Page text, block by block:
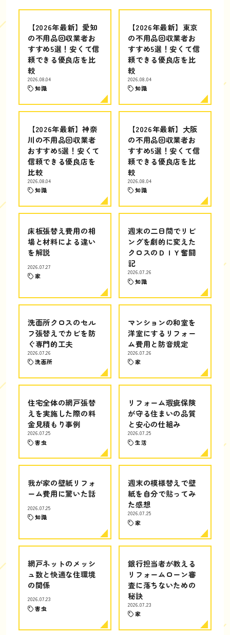
【2026年最新】愛知
の不用品回収業者お
すすめ5選！安くて信
頼できる優良店を比
較
2026.08.04
知識
【2026年最新】東京
の不用品回収業者お
すすめ5選！安くて信
頼できる優良店を比
較
2026.08.04
知識
【2026年最新】神奈
川の不用品回収業者
おすすめ5選！安くて
信頼できる優良店を
比較
2026.08.04
知識
【2026年最新】大阪
の不用品回収業者お
すすめ5選！安くて信
頼できる優良店を比
較
2026.08.04
知識
床板張替え費用の相
場と材料による違い
を解説
2026.07.27
家
週末の二日間でリビ
ングを劇的に変えた
クロスのＤＩＹ奮闘
記
2026.07.26
知識
洗面所クロスのセル
フ張替えでカビを防
ぐ専門的工夫
2026.07.26
洗面所
マンションの和室を
洋室にするリフォー
ム費用と防音規定
2026.07.26
家
住宅全体の網戸張替
えを実施した際の料
金見積もり事例
2026.07.25
害虫
リフォーム瑕疵保険
が守る住まいの品質
と安心の仕組み
2026.07.25
生活
我が家の壁紙リフォ
ーム費用に驚いた話
2026.07.25
知識
週末の模様替えで壁
紙を自分で貼ってみ
た感想
2026.07.25
家
網戸ネットのメッシ
ュ数と快適な住環境
の関係
2026.07.23
害虫
銀行担当者が教える
リフォームローン審
査に落ちないための
秘訣
2026.07.23
家